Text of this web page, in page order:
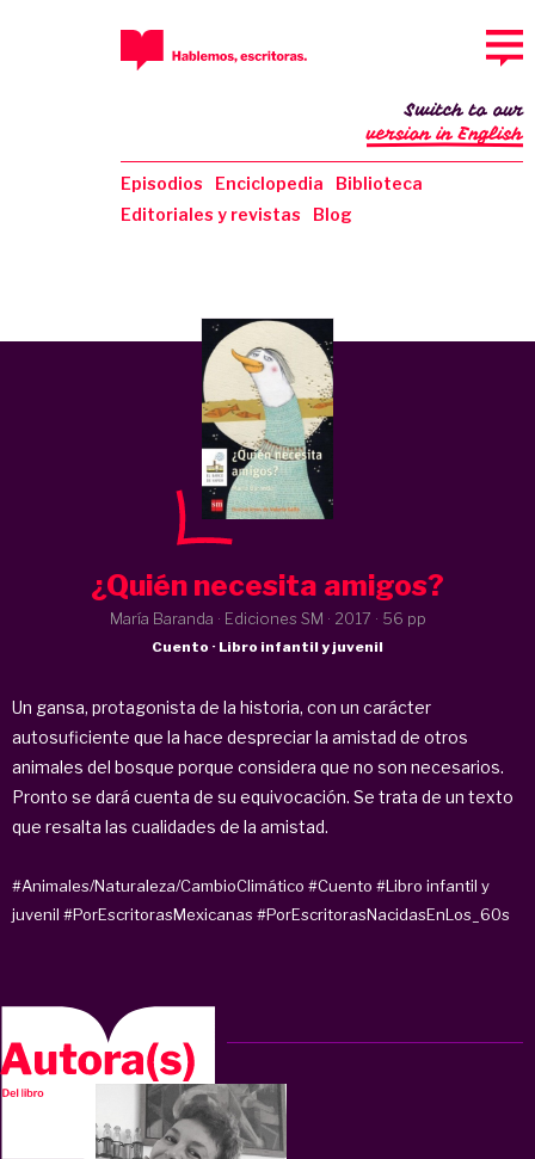
Episodios Enciclopedia
Biblioteca
Editoriales y revistas
Blog
Switch to our
version in English
¿Quién necesita amigos?
María Baranda · Ediciones SM · 2017 · 56 pp
Cuento · Libro infantil y juvenil
Un gansa, protagonista de la historia, con un carácter
autosuficiente que la hace despreciar la amistad de otros
animales del bosque porque considera que no son necesarios.
Pronto se dará cuenta de su equivocación. Se trata de un texto
que resalta las cualidades de la amistad.
#Animales/Naturaleza/CambioClimático #Cuento #Libro infantil y
juvenil #PorEscritorasMexicanas #PorEscritorasNacidasEnLos_60s